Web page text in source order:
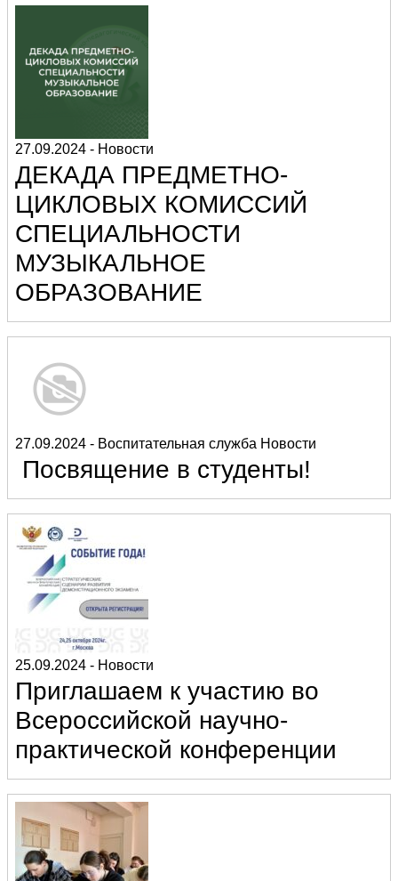
27.09.2024 - Новости
ДЕКАДА ПРЕДМЕТНО-
ЦИКЛОВЫХ КОМИССИЙ
СПЕЦИАЛЬНОСТИ
МУЗЫКАЛЬНОЕ
ОБРАЗОВАНИЕ
27.09.2024 - Воспитательная служба Новости
Посвящение в студенты!
25.09.2024 - Новости
Приглашаем к участию во
Всероссийской научно-
практической конференции